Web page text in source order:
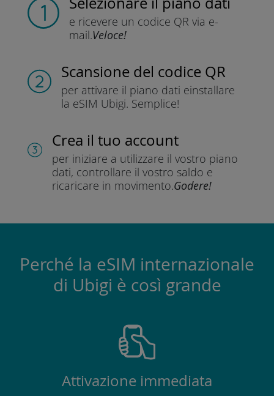
e ricevere un codice QR via e-
mail.Veloce!
Scansione del codice QR
per attivare il piano dati einstallare
la eSIM Ubigi. Semplice!
Crea il tuo account
per iniziare a utilizzare il vostro piano
dati, controllare il vostro saldo e
ricaricare in movimento.Godere!
Perché la eSIM internazionale
di Ubigi è così grande
Attivazione immediata